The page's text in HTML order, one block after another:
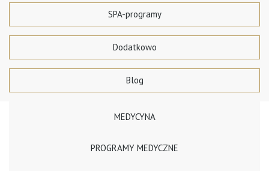
SPA-programy
Dodatkowo
Blog
MEDYCYNA
PROGRAMY MEDYCZNE